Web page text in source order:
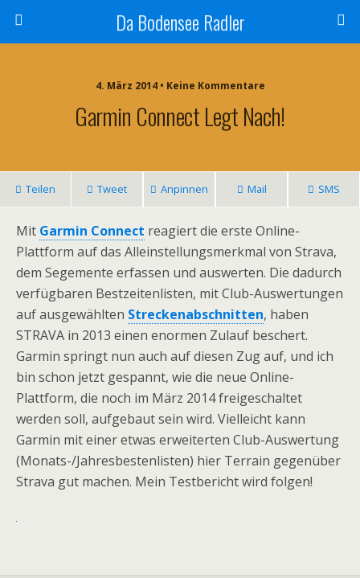
Da Bodensee Radler
4. März 2014 • Keine Kommentare
Garmin Connect Legt Nach!
Teilen Tweet Anpinnen Mail SMS
Mit Garmin Connect reagiert die erste Online-
Plattform auf das Alleinstellungsmerkmal von Strava,
dem Segemente erfassen und auswerten. Die dadurch
verfügbaren Bestzeitenlisten, mit Club-Auswertungen
auf ausgewählten Streckenabschnitten, haben
STRAVA in 2013 einen enormen Zulauf beschert.
Garmin springt nun auch auf diesen Zug auf, und ich
bin schon jetzt gespannt, wie die neue Online-
Plattform, die noch im März 2014 freigeschaltet
werden soll, aufgebaut sein wird. Vielleicht kann
Garmin mit einer etwas erweiterten Club-Auswertung
(Monats-/Jahresbestenlisten) hier Terrain gegenüber
Strava gut machen. Mein Testbericht wird folgen!